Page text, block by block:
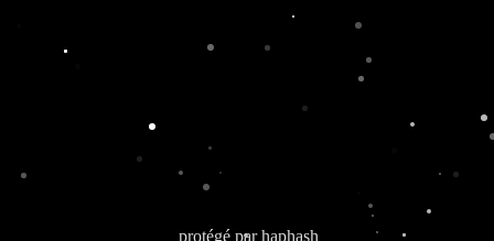
protégé parhaphash